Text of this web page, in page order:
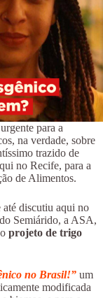
para a
na verdade, sobre
trazido de
no Recife, para a
de Alimentos.
até discutiu aqui no
Semiárido, a ASA,
projeto de trigo
no Brasil!” um
modificada